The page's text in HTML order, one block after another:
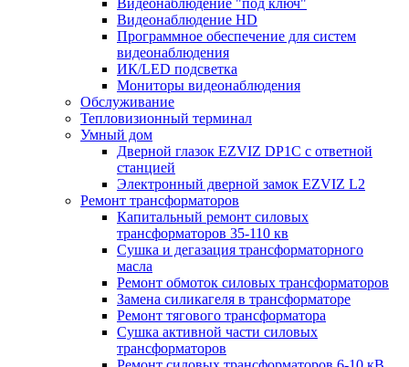
Видеонаблюдение HD
Программное обеспечение для систем
видеонаблюдения
ИК/LED подсветка
Мониторы видеонаблюдения
Обслуживание
Тепловизионный терминал
Умный дом
Дверной глазок EZVIZ DP1C с ответной
станцией
Электронный дверной замок EZVIZ L2
Ремонт трансформаторов
Капитальный ремонт силовых
трансформаторов 35-110 кв
Сушка и дегазация трансформаторного
масла
Ремонт обмоток силовых трансформаторов
Замена силикагеля в трансформаторе
Ремонт тягового трансформатора
Сушка активной части силовых
трансформаторов